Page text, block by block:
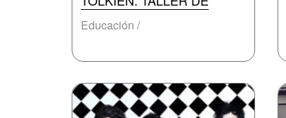
Educación /